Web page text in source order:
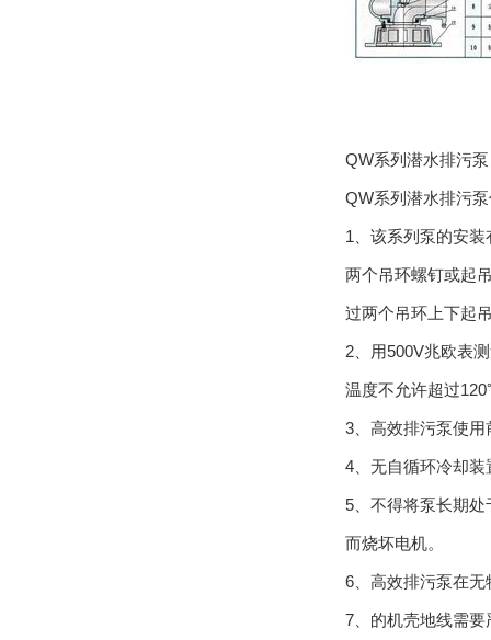
QW系列潜水排污泵
QW系列潜水排污
1、该系列泵的
两个吊环螺钉或起吊
过两个吊环上下起吊
2、用500V兆欧
温度不允许超过
3、高效排污泵使
4、无自循环冷却
5、不得将泵长期
而烧坏电机。
6、高效排污泵在
7、的机壳地线